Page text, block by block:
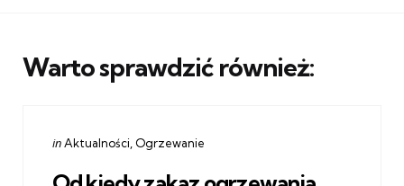
Warto sprawdzić również:
Categories
Posted
inAktualności Ogrzewanie